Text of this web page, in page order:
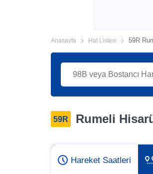
Anasayfa Hat Listesi 59R
59R Rumeli
Hareket Saatleri